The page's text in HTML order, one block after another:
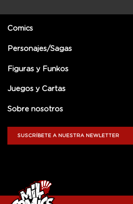
Comics
Personajes/Sagas
Figuras y Funkos
Juegos y Cartas
Sobre nosotros
SUSCRÍBETE A NUESTRA NEWLETTER